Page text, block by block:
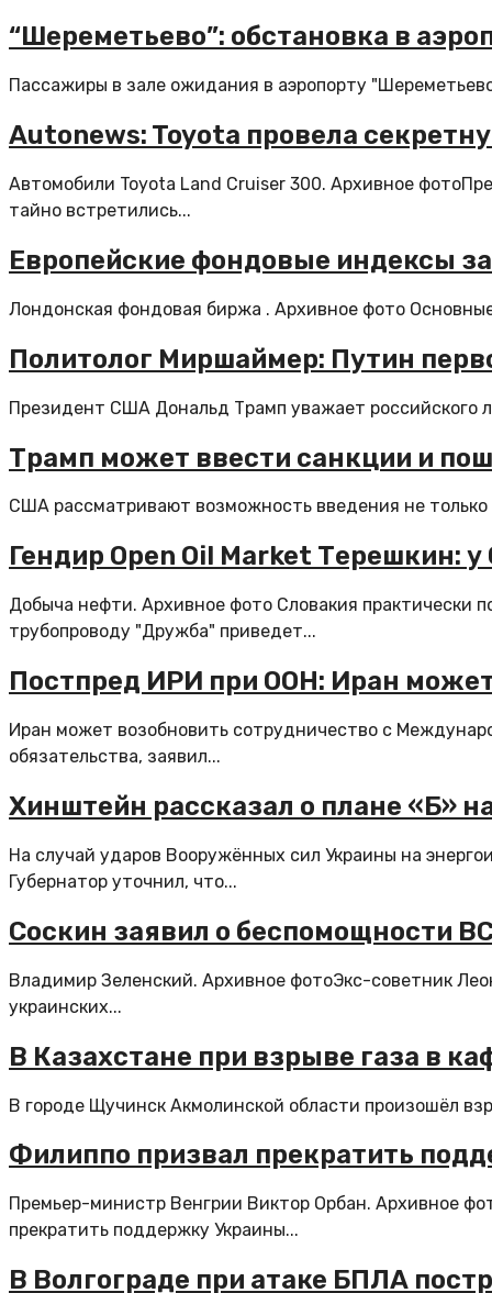
“Шереметьево”: обстановка в
Пассажиры в зале ожидания в аэропорту
Autonews: Toyota провела
Автомобили Toyota Land Cruiser 300. Архивное
тайно встретились...
Европейские фондовые индексы
Лондонская фондовая биржа . Архивное фото
Политолог Миршаймер: Путин
Президент США Дональд Трамп уважает российского
Трамп может ввести санкции и
США рассматривают возможность введения не
Гендир Open Oil Market Терешкин:
Добыча нефти. Архивное фото Словакия практически
трубопроводу "Дружба" приведет...
Постпред ИРИ при ООН: Иран
Иран может возобновить сотрудничество с
обязательства, заявил...
Хинштейн рассказал о плане «Б»
На случай ударов Вооружённых сил Украины на
Губернатор уточнил, что...
Соскин заявил о беспомощности
Владимир Зеленский. Архивное фотоЭкс-советник
украинских...
В Казахстане при взрыве газа в
В городе Щучинск Акмолинской области произошёл
Филиппо призвал прекратить
Премьер-министр Венгрии Виктор Орбан. Архивное
прекратить поддержку Украины...
В Волгограде при атаке БПЛА